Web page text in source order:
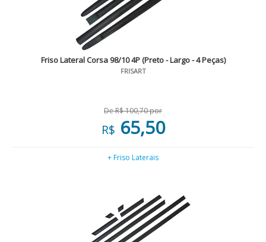
Friso Lateral Corsa 98/10 4P (Preto - Largo - 4 Peças)
FRISART
De R$ 100,70 por
R$ 65,50
+ Friso Laterais